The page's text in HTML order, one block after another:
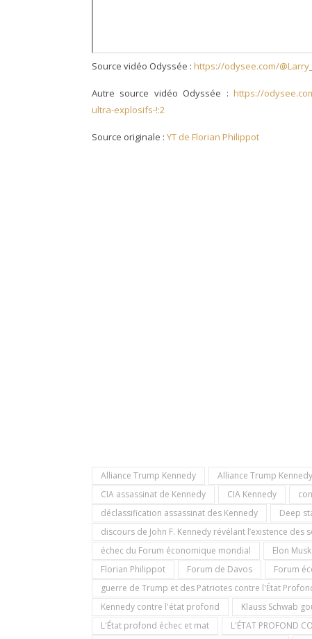
Source vidéo Odyssée : https://odysee.com/
Autre source vidéo Odyssée : https://
ultra-explosifs-!:2
Source originale : YT de Florian Philippot
Alliance Trump Kennedy Alliance Trump
CIA assassinat de Kennedy
CIA Kennedy
déclassification assassinat des Kennedy
Deep
discours de John F. Kennedy révélant l’existence des
échec du Forum économique mondial
Elon Musk
Florian Philippot
Forum de Davos
Forum
guerre de Trump et des Patriotes contre l'État
Kennedy contre l'état profond
Klauss Schwab
L'État profond échec et mat
L'ÉTAT PROFOND